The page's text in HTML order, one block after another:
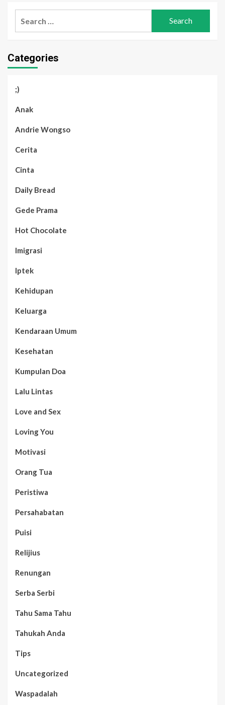
Categories
;)
Anak
Andrie Wongso
Cerita
Cinta
Daily Bread
Gede Prama
Hot Chocolate
Imigrasi
Iptek
Kehidupan
Keluarga
Kendaraan Umum
Kesehatan
Kumpulan Doa
Lalu Lintas
Love and Sex
Loving You
Motivasi
Orang Tua
Peristiwa
Persahabatan
Puisi
Relijius
Renungan
Serba Serbi
Tahu Sama Tahu
Tahukah Anda
Tips
Uncategorized
Waspadalah